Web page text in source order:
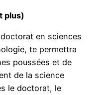
plus)
en sciences
te permettra
poussées et de
de la science
le doctorat, le